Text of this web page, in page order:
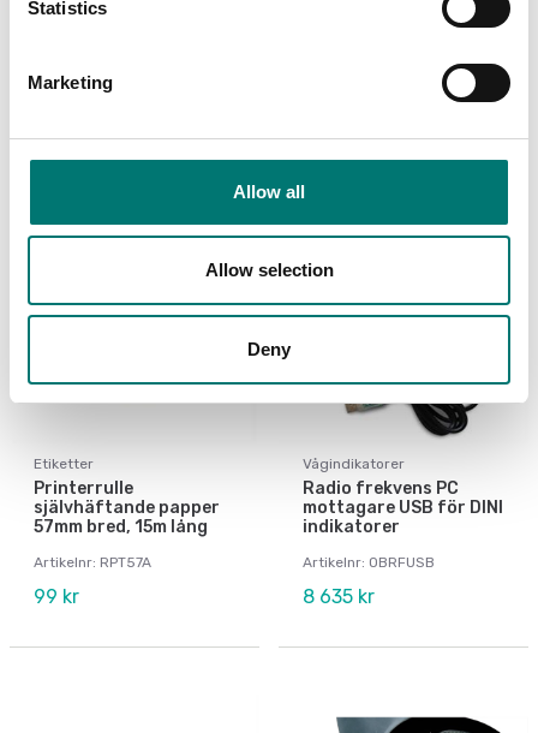
Statistics
Marketing
Allow all
Allow selection
Deny
Mjukvara (app) för
Artikelnr: ScaleAPP
Printerrulle 1st, 57mm
bred, 30 meter lång
Etiketter
Printerrulle
självhäftande papper
57mm bred, 15m lång
Artikelnr: RPT57A
99 kr
Vågindikatorer
Radio frekvens PC
mottagare USB för DINI
indikatorer
Artikelnr: OBRFUSB
8 635 kr